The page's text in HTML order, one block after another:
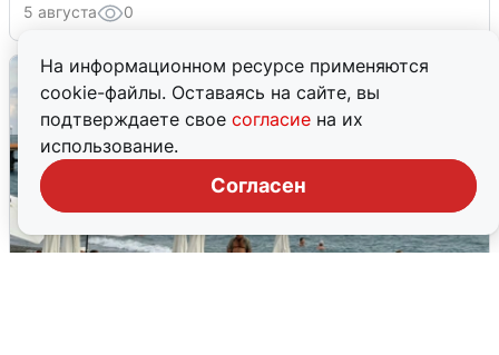
На информационном ресурсе применяются
cookie-файлы. Оставаясь на сайте, вы
подтверждаете свое согласие на их
использование.
Согласен
5 августа 0